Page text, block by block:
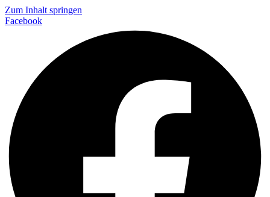
Zum Inhalt springen
Facebook